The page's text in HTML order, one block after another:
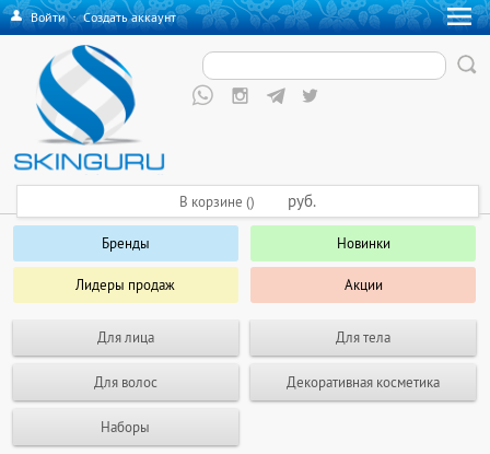
Войти·Создать аккаунт
Бренды Новинки
Лидеры продаж Акции
Для лица Для тела
Для волос Декоративная косметика
Наборы
В корзине () руб.